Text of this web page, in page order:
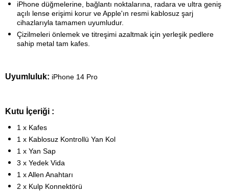
iPhone düğmelerine, bağlantı noktalarına, radara ve ultra geniş
açılı lense erişimi korur ve Apple'ın resmi kablosuz şarj
cihazlarıyla tamamen uyumludur.
Çizilmeleri önlemek ve titreşimi azaltmak için yerleşik pedlere
sahip metal tam kafes.
Uyumluluk: iPhone 14 Pro
Kutu İçeriği :
1 x Kafes
1 x Kablosuz Kontrollü Yan Kol
1 x Yan Sap
3 x Yedek Vida
1 x Allen Anahtarı
2 x Kulp Konnektörü